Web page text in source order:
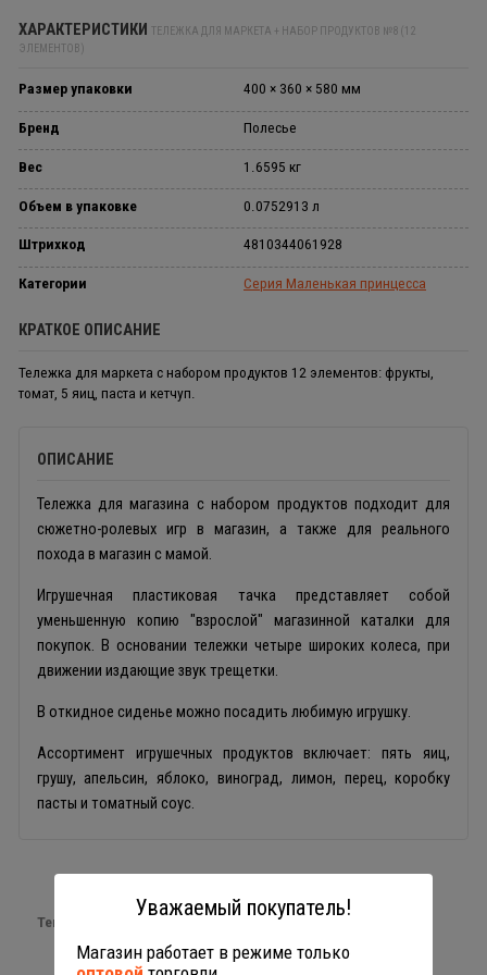
ХАРАКТЕРИСТИКИ ТЕЛЕЖКА ДЛЯ МАРКЕТА + НАБОР ПРОДУКТОВ №8 (12
ЭЛЕМЕНТОВ)
Размер упаковки 400 × 360 × 580 мм
Бренд Полесье
Вес 1.6595 кг
Объем в упаковке 0.0752913 л
Штрихкод 4810344061928
Категории Серия Маленькая принцесса
КРАТКОЕ ОПИСАНИЕ
Тележка для маркета с набором продуктов 12 элементов: фрукты,
томат, 5 яиц, паста и кетчуп.
ОПИСАНИЕ
Тележка для магазина с набором продуктов подходит для
сюжетно-ролевых игр в магазин, а также для реального
похода в магазин с мамой.
Игрушечная пластиковая тачка представляет собой
уменьшенную копию "взрослой" магазинной каталки для
покупок. В основании тележки четыре широких колеса, при
движении издающие звук трещетки.
В откидное сиденье можно посадить любимую игрушку.
Ассортимент игрушечных продуктов включает: пять яиц,
грушу, апельсин, яблоко, виноград, лимон, перец, коробку
пасты и томатный соус.
Теги:
Уважаемый покупатель!
Магазин работает в режиме только